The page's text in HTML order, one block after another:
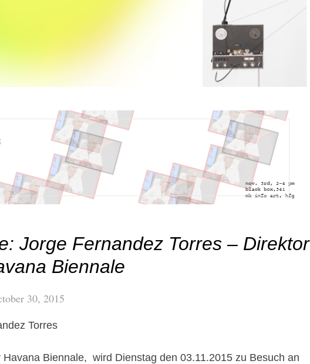
Jorge Fernandez Torres – Direktor
Biennale
30, 2015
Torres
Havana Biennale, wird Dienstag den 03.11.2015 zu Besuch an